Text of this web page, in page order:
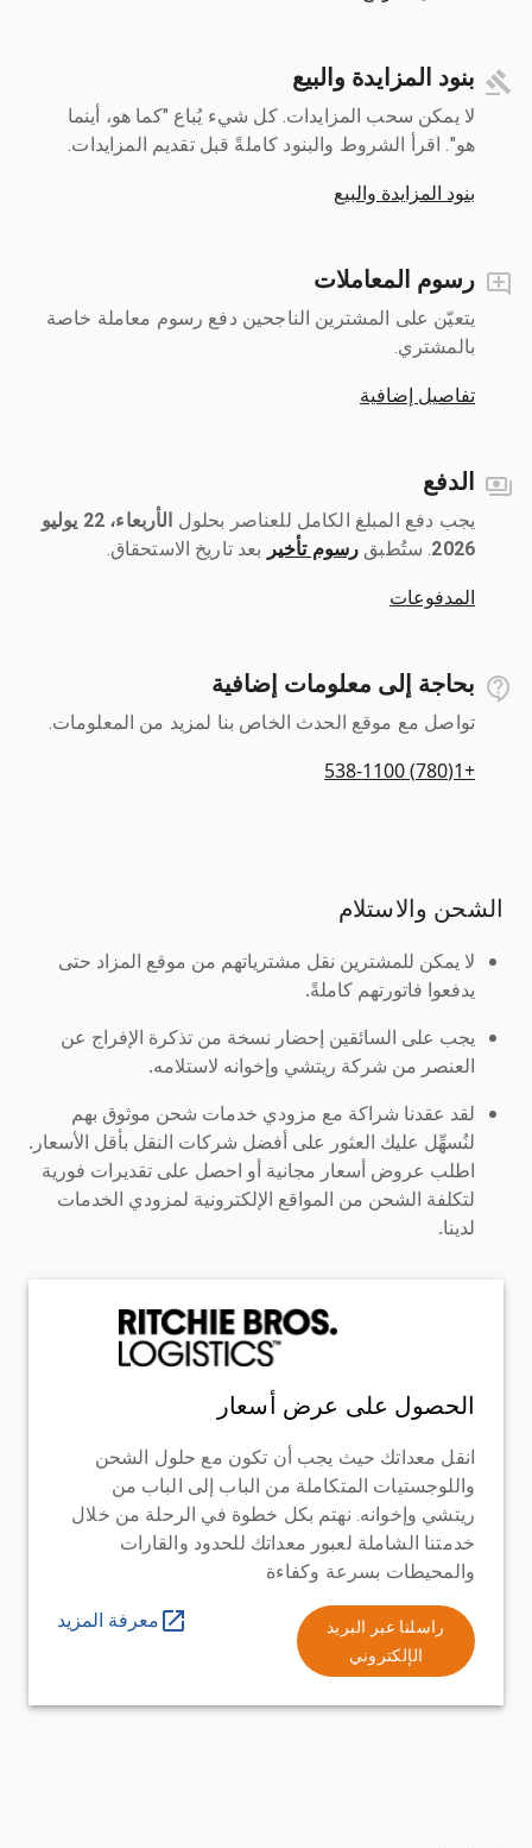
بنود المزايدة والبيع
لا يمكن سحب المزايدات. كل شيء يُباع "كما هو، أينما
هو". اقرأ الشروط والبنود كاملةً قبل تقديم المزايدات.
بنود المزايدة والبيع
رسوم المعاملات
يتعيّن على المشترين الناجحين دفع رسوم معاملة خاصة
بالمشتري.
تفاصيل إضافية
الدفع
يجب دفع المبلغ الكامل للعناصر بحلول ‎
الأربعاء، 22 يوليو
2026
رسوم تأخير بعد تاريخ الاستحقاق.
المدفوعات
بحاجة إلى معلومات إضافية
تواصل مع موقع الحدث الخاص بنا لمزيد من المعلومات.
+1(780) 538-1100
الشحن والاستلام
لا يمكن للمشترين نقل مشترياتهم من موقع المزاد حتى
يدفعوا فاتورتهم كاملةً.
يجب على السائقين إحضار نسخة من تذكرة الإفراج عن
العنصر من شركة ريتشي وإخوانه لاستلامه.
لقد عقدنا شراكة مع مزودي خدمات شحن موثوق بهم
لنُسهِّل عليك العثور على أفضل شركات النقل بأقل الأسعار.
اطلب عروض أسعار مجانية أو احصل على تقديرات فورية
لتكلفة الشحن من المواقع الإلكترونية لمزودي الخدمات
لدينا.
الحصول على عرض أسعار
انقل معداتك حيث يجب أن تكون مع حلول الشحن
واللوجستيات المتكاملة من الباب إلى الباب من
ريتشي وإخوانه. نهتم بكل خطوة في الرحلة من خلال
خدمتنا الشاملة لعبور معداتك للحدود والقارات
والمحيطات بسرعة وكفاءة
راسلنا عبر البريد
الإلكتروني
معرفة المزيد